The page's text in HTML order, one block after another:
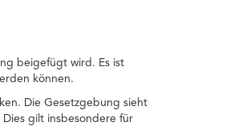
beigefügt wird. Es ist
können.
Die Gesetzgebung sieht
gilt insbesondere für